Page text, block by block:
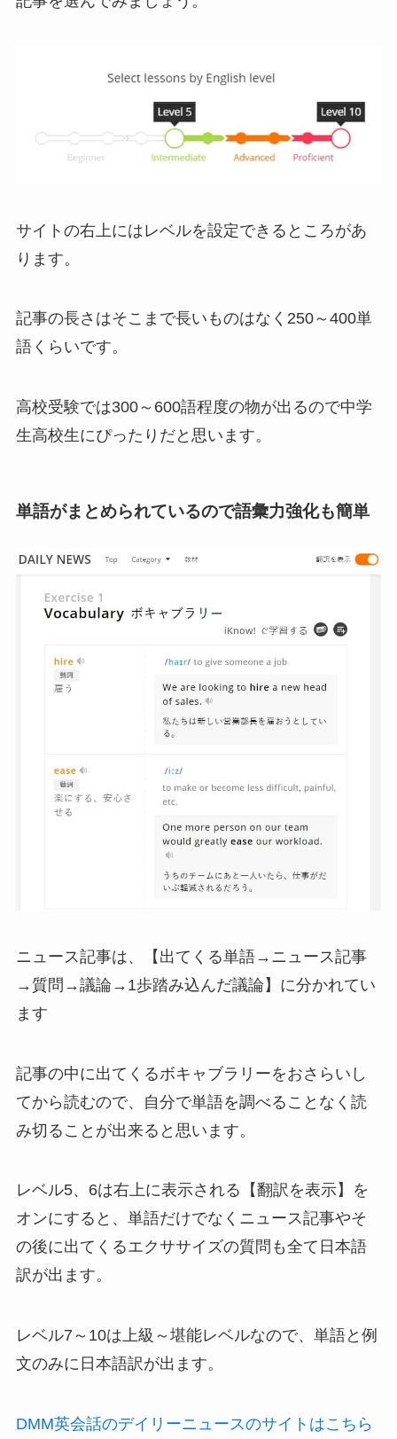
サイトの右上にはレベルを設定できるところがあ
ります。
記事の長さはそこまで長いものはなく250～400単
語くらいです。
高校受験では300～600語程度の物が出るので中学
生高校生にぴったりだと思います。
単語がまとめられているので語彙力強化も簡単
ニュース記事は、【出てくる単語→ニュース記事
→質問→議論→1歩踏み込んだ議論】に分かれてい
ます
記事の中に出てくるボキャブラリーをおさらいし
てから読むので、自分で単語を調べることなく読
み切ることが出来ると思います。
レベル5、6は右上に表示される【翻訳を表示】を
オンにすると、単語だけでなくニュース記事やそ
の後に出てくるエクササイズの質問も全て日本語
訳が出ます。
レベル7～10は上級～堪能レベルなので、単語と例
文のみに日本語訳が出ます。
DMM英会話のデイリーニュースのサイトはこちら